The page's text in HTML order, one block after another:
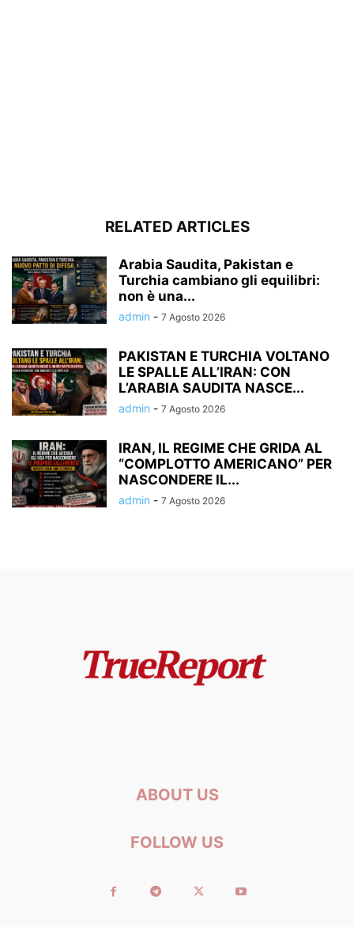
RELATED ARTICLES
Arabia Saudita, Pakistan e
Turchia cambiano gli equilibri:
non è una...
admin - 7 Agosto 2026
PAKISTAN E TURCHIA VOLTANO
LE SPALLE ALL’IRAN: CON
L’ARABIA SAUDITA NASCE...
admin - 7 Agosto 2026
IRAN, IL REGIME CHE GRIDA AL
“COMPLOTTO AMERICANO” PER
NASCONDERE IL...
admin - 7 Agosto 2026
ABOUT US
FOLLOW US